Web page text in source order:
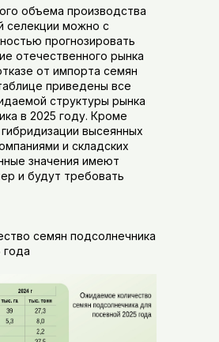
объема производства
селекции можно с
прогнозировать
отечественного рынка
от импорта семян
приведены все
структуры рынка
в 2025 году. Кроме
высеянных
и складских
значения имеют
и будут требовать
семян подсолнечника
года